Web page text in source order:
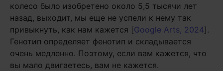
колесо было изобретено около 5,5 тысячи лет
назад, выходит, мы еще не успели к нему так
привыкнуть, как нам кажется [Google Arts, 2024].
Генотип определяет фенотип и складывается
очень медленно. Поэтому, если вам кажется, что
вы мало двигаетесь, вам не кажется.